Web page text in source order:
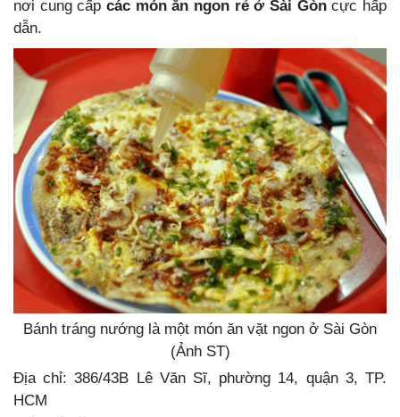
nơi cung cấp các món ăn ngon rẻ ở Sài Gòncực hấp
dẫn.
Bánh tráng nướng là một món ăn vặt ngon ở Sài Gòn
(Ảnh ST)
Địa chỉ: 386/43B Lê Văn Sĩ, phường 14, quận 3, TP.
HCM